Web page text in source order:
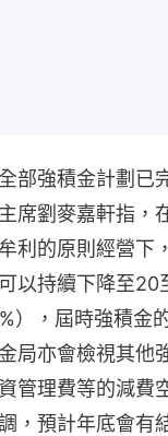
部強積金計劃已
席劉麥嘉軒指，
利的原則經營下
以持續下降至20
），屆時強積金
局亦會檢視其他
管理費等的減費
，預計年底會有